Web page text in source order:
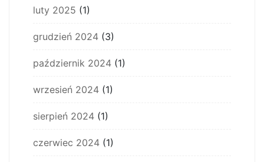
luty 2025 (1)
grudzień 2024 (3)
październik 2024 (1)
wrzesień 2024 (1)
sierpień 2024 (1)
czerwiec 2024 (1)